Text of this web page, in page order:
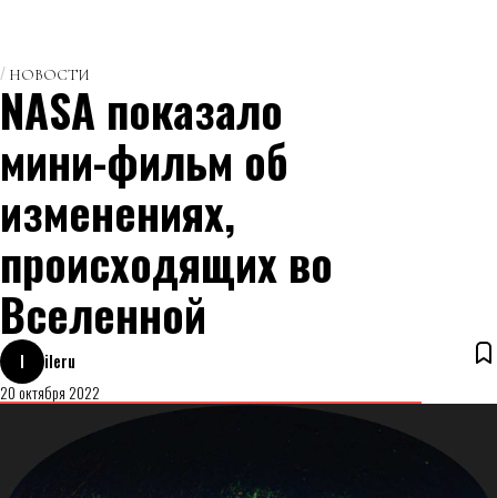
НОВОСТИ
NASA показало
мини-фильм об
изменениях,
происходящих во
Вселенной
I
ileru
20 октября 2022